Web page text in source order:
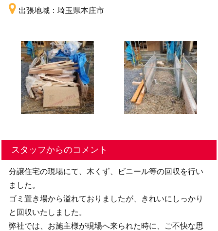
出張地域：埼玉県本庄市
スタッフからのコメント
分譲住宅の現場にて、木くず、ビニール等の回収を行い
ました。
ゴミ置き場から溢れておりましたが、きれいにしっかり
と回収いたしました。
弊社では、お施主様が現場へ来られた時に、ご不快な思